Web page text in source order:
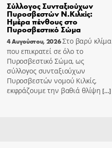
Σύλλογος Συνταξιούχων
Πυροσβεστών Ν.Κιλκίς:
Ημέρα πένθους στο
Πυροσβεστικό Σώμα
4 Αυγούστου, 2026Στο βαρύ κλίμα
που επικρατεί σε όλο το
Πυροσβεστικό Σώμα, ως
σύλλογος συνταξιούχων
Πυροσβεστών νομού Κιλκίς,
εκφράζουμε την βαθιά θλίψη […]